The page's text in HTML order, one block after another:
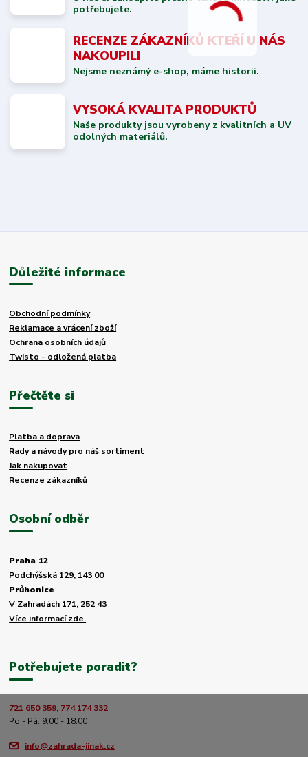
potřebujete.
RECENZE ZÁKAZNÍKŮ KTEŘÍ U NÁS
NAKOUPILI
Nejsme neznámý e-shop, máme historii.
VYSOKÁ KVALITA PRODUKTŮ
Naše produkty jsou vyrobeny z kvalitních a UV
odolných materiálů.
Důležité informace
Obchodní podmínky
Reklamace a vrácení zboží
Ochrana osobních údajů
Twisto - odložená platba
Přečtěte si
Platba a doprava
Rady a návody pro náš sortiment
Jak nakupovat
Recenze zákazníků
Osobní odběr
Praha 12
Podchýšská 129, 143 00
Průhonice
V Zahradách 171, 252 43
Více informací zde.
Potřebujete poradit?
721 650 359, 774 174 332
Po - Pá: 9:00 - 18:00
info@zahrada-jinak.cz